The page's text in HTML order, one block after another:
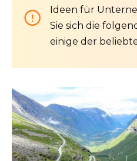
Ideen für
Sie sich die
einige der